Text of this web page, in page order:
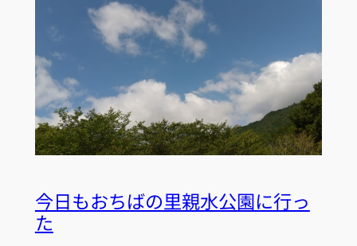
今日もおちばの里親水公園に行っ
た